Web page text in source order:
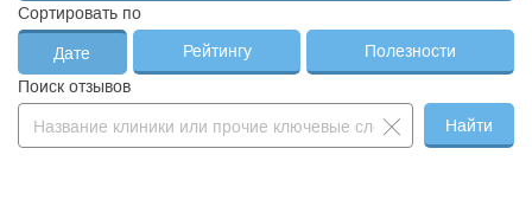
Сортировать по
Дате Рейтингу
Полезности
Поиск отзывов
Найти